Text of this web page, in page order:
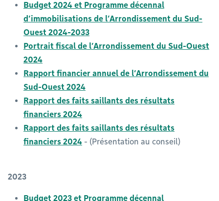
Budget 2024 et Programme décennal
d’immobilisations de l’Arrondissement du Sud-
Ouest 2024-2033
Portrait fiscal de l’Arrondissement du Sud-Ouest
2024
Rapport financier annuel de l’Arrondissement du
Sud-Ouest 2024
Rapport des faits saillants des résultats
financiers 2024
Rapport des faits saillants des résultats
financiers 2024 - (Présentation au conseil)
2023
Budget 2023 et Programme décennal